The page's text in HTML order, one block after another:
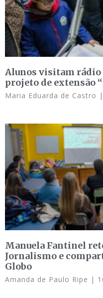
Alunos visitam rádio
projeto de extensão
Maria Eduarda de Castro
Manuela Fantinel
Jornalismo e
Globo
Amanda de Paulo Ripe